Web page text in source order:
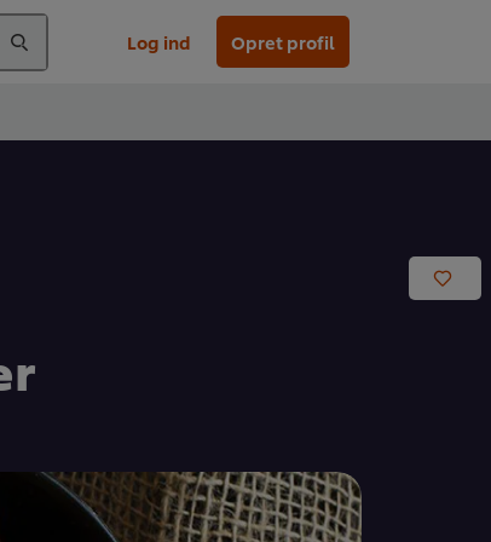
Log ind Opret profil